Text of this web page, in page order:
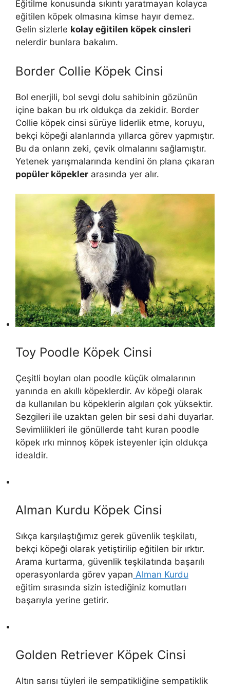
Eğitilme konusunda sıkıntı yaratmayan kolayca
eğitilen köpek olmasına kimse hayır demez.
Gelin sizlerle kolay eğitilen köpek cinsleri
nelerdir bunlara bakalım.
Border Collie Köpek Cinsi
Bol enerjili, bol sevgi dolu sahibinin gözünün
içine bakan bu ırk oldukça da zekidir. Border
Collie köpek cinsi sürüye liderlik etme, koruyu,
bekçi köpeği alanlarında yıllarca görev yapmıştır.
Bu da onların zeki, çevik olmalarını sağlamıştır.
Yetenek yarışmalarında kendini ön plana çıkaran
popüler köpekler arasında yer alır.
Toy Poodle Köpek Cinsi
Çeşitli boyları olan poodle küçük olmalarının
yanında en akıllı köpeklerdir. Av köpeği olarak
da kullanılan bu köpeklerin algıları çok yüksektir.
Sezgileri ile uzaktan gelen bir sesi dahi duyarlar.
Sevimlilikleri ile gönüllerde taht kuran poodle
köpek ırkı minnoş köpek isteyenler için oldukça
idealdir.
Alman Kurdu Köpek Cinsi
Sıkça karşılaştığımız gerek güvenlik teşkilatı,
bekçi köpeği olarak yetiştirilip eğitilen bir ırktır.
Arama kurtarma, güvenlik teşkilatında başarılı
operasyonlarda görev yapan Alman Kurdu
eğitim sırasında sizin istediğiniz komutları
başarıyla yerine getirir.
Golden Retriever Köpek Cinsi
Altın sarısı tüyleri ile sempatikliğine sempatiklik